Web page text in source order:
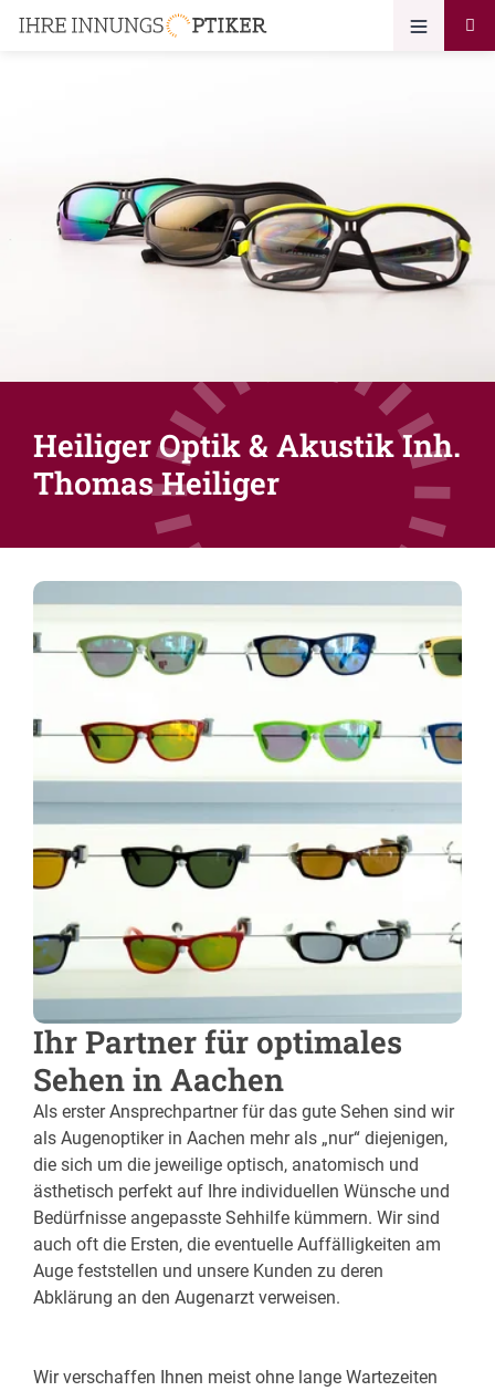
Heiliger Optik & Akustik Inh.
Thomas Heiliger
Ihr Partner für optimales
Sehen in Aachen
Als erster Ansprechpartner für das gute Sehen sind wir
als Augenoptiker in Aachen mehr als „nur“ diejenigen,
die sich um die jeweilige optisch, anatomisch und
ästhetisch perfekt auf Ihre individuellen Wünsche und
Bedürfnisse angepasste Sehhilfe kümmern. Wir sind
auch oft die Ersten, die eventuelle Auffälligkeiten am
Auge feststellen und unsere Kunden zu deren
Abklärung an den Augenarzt verweisen.
Wir verschaffen Ihnen meist ohne lange Wartezeiten